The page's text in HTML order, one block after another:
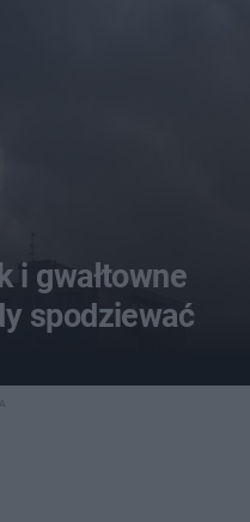
i gwałtowne
spodziewać